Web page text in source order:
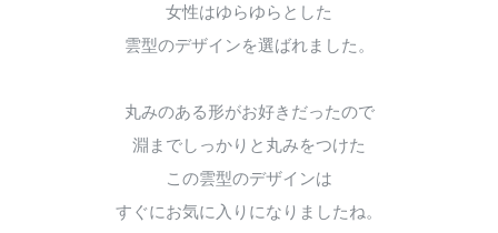
女性はゆらゆらとした
雲型のデザインを選ばれました。
丸みのある形がお好きだったので
淵までしっかりと丸みをつけた
この雲型のデザインは
すぐにお気に入りになりましたね。